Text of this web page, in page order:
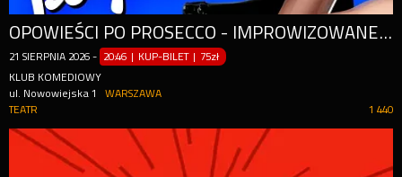
OPOWIEŚCI PO PROSECCO - IMPROWIZOWANE BABSKIE WYJŚCIE
21 SIERPNIA 2026 - 20:46 | KUP-BILET | 75zł
KLUB KOMEDIOWY
ul. Nowowiejska 1
WARSZAWA
1 440
TEATR